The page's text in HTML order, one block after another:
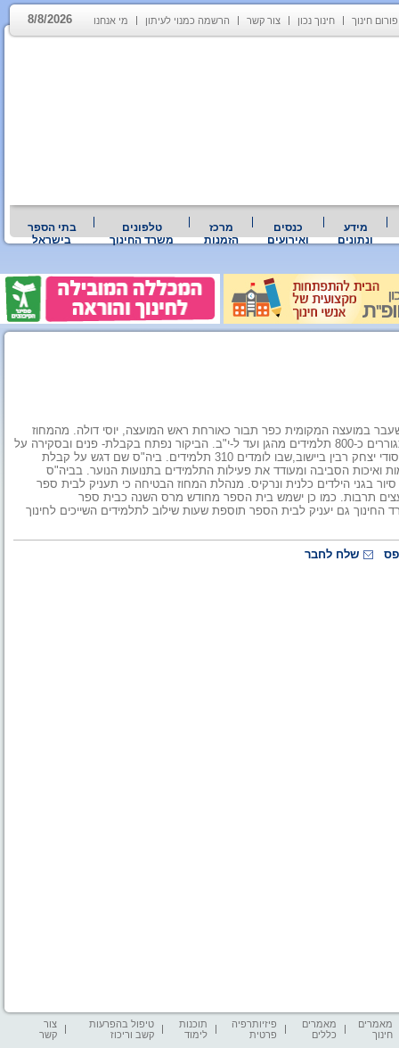
פורום חינוך חינוך נכון צור קשר הרשמה כמנוי לעיתון מי אנחנו 8/8/2026
מידע
ונתונים
כנסים
ואירועים
מרכז
הזמנות
טלפונים
משרד החינוך
בתי הספר
בישראל
במועצה המקומית כפר תבור כאורחת ראש המועצה, יוסי דולה. מהמחוז
נמסר, כי בכפר תבור, המציינת בימים אלה 110 שנים להיווסדה, מתגוררים כ-800 תלמידים מהגן ועד ל-י"ב. הביקור נפתח בקבלת- פנים ובסקירה על
היישוב של ראש המועצה. אחר כך ביקרה ד"ר שמחון בבית הספר היסודי יצחק רבין ביישוב,שבו לומדים 310 תלמידים. ביה"ס שם דגש על קבלת
ואיכות הסביבה ומעודד את פעילות התלמידים בתנועות הנוער. בביה"ס
בגני הילדים כלנית ונרקיס. מנהלת המחוז הבטיחה כי תעניק לבית ספר
תרבות. כמו כן ישמש בית הספר מחודש מרס השנה כבית ספר
התוכנית להתאמת מערכת החינוך למאה ה-21. משרד החינוך גם יעניק לבית הספר תוספת שעות שילוב לתלמידים השייכים לחינוך
שלח לחבר
מאמרים
חינוך
מאמרים
כללים
פיזיותרפיה
פרטית
תוכנות
לימוד
טיפול בהפרעות
קשב וריכוז
צור
קשר